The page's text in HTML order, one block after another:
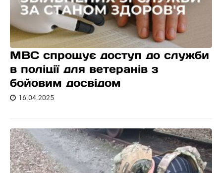
МВС спрощує доступ до служби
в поліції для ветеранів з
бойовим досвідом
16.04.2025